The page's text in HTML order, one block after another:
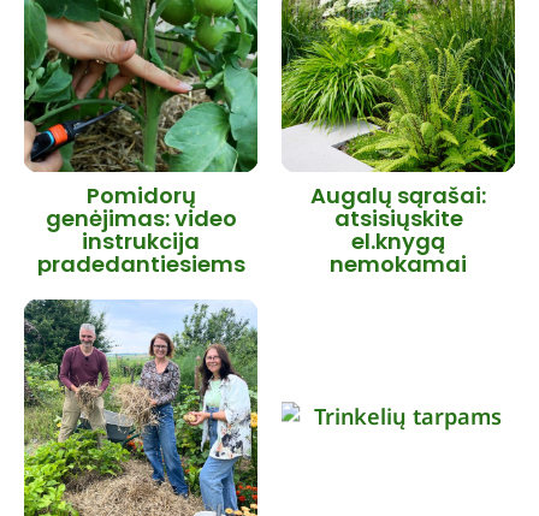
Pomidorų
genėjimas: video
instrukcija
pradedantiesiems
Augalų sąrašai:
atsisiųskite
el.knygą
nemokamai